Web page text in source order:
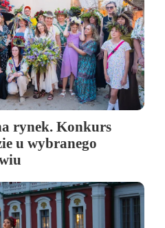
rynek. Konkurs
u wybranego